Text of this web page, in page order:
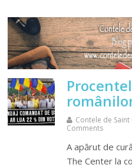
Contele de Saint
Comments
A apărut de
The Center la